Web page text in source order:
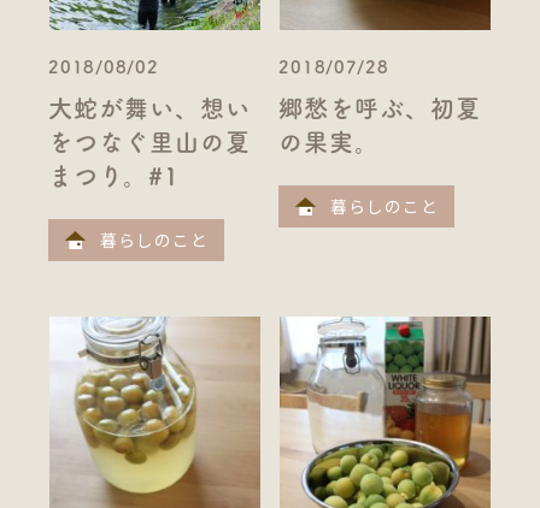
2018/08/02
大蛇が舞い、想い
をつなぐ里山の夏
まつり。#1
暮らしのこと
2018/07/28
郷愁を呼ぶ、初夏
の果実。
暮らしのこと